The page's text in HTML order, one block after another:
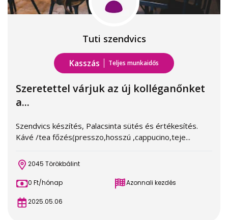
Tuti szendvics
Kasszás Teljes munkaidős
Szeretettel várjuk az új kolléganőnket
a...
Szendvics készítés, Palacsinta sütés és értékesítés.
Kávé /tea főzés(presszo,hosszú ,cappucino,teje...
2045 Törökbálint
0 Ft/hónap Azonnali kezdés
2025.05.06